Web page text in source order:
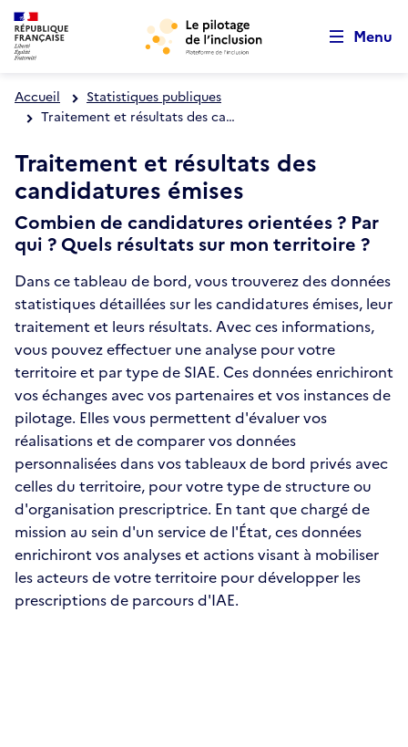
Aller au menu principal
Aller au contenu principal
Menu
Accueil
Statistiques publiques
Traitement et résultats des candidatures émises
Traitement et résultats des
candidatures émises
Combien de candidatures orientées ? Par
qui ? Quels résultats sur mon territoire ?
Dans ce tableau de bord, vous trouverez des données
statistiques détaillées sur les candidatures émises, leur
traitement et leurs résultats. Avec ces informations,
vous pouvez effectuer une analyse pour votre
territoire et par type de SIAE. Ces données enrichiront
vos échanges avec vos partenaires et vos instances de
pilotage. Elles vous permettent d'évaluer vos
réalisations et de comparer vos données
personnalisées dans vos tableaux de bord privés avec
celles du territoire, pour votre type de structure ou
d'organisation prescriptrice. En tant que chargé de
mission au sein d'un service de l'État, ces données
enrichiront vos analyses et actions visant à mobiliser
les acteurs de votre territoire pour développer les
prescriptions de parcours d'IAE.
Retour au début de la page
Panneau de gestion des cookies